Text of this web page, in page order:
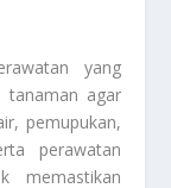
yang
tanaman agar
pemupukan,
perawatan
memastikan